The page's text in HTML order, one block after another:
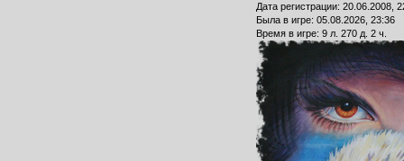
Дата регистрации: 20.06.2008,
Былa в игре: 05.08.2026, 23:36
Время в игре: 9 л. 270 д. 2 ч.